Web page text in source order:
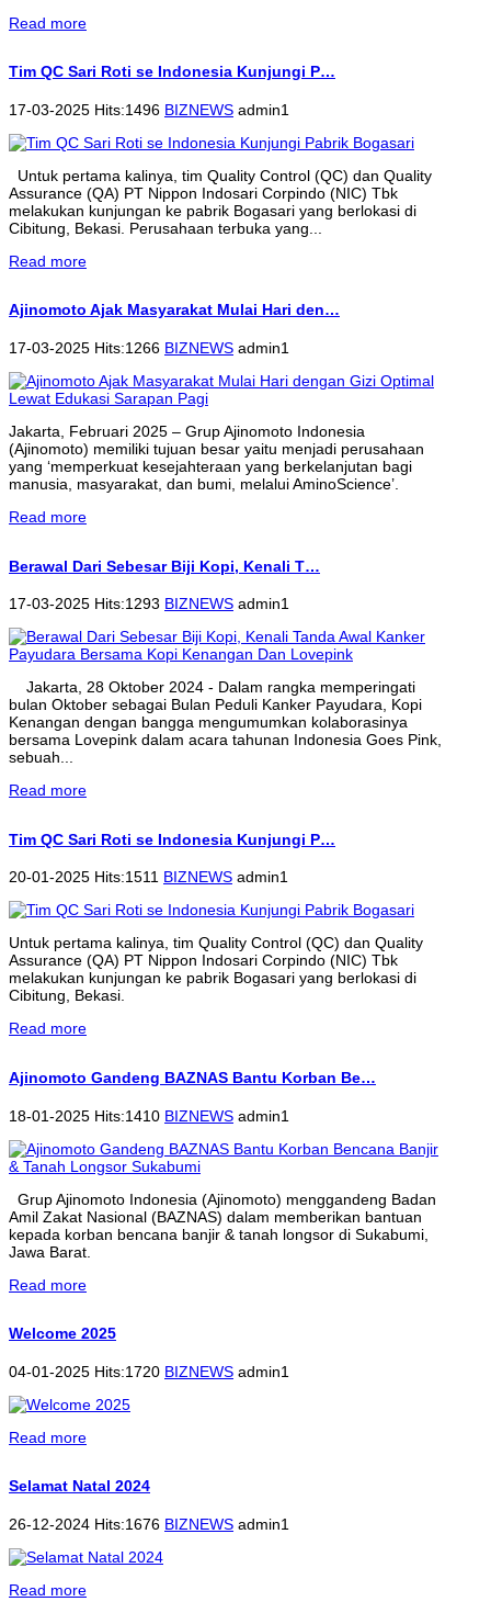
Read more
Tim QC Sari Roti se Indonesia Kunjungi P…
17-03-2025 Hits:1496 BIZNEWS admin1
Untuk pertama kalinya, tim Quality Control (QC) dan Quality
Assurance (QA) PT Nippon Indosari Corpindo (NIC) Tbk
melakukan kunjungan ke pabrik Bogasari yang berlokasi di
Cibitung, Bekasi. Perusahaan terbuka yang...
Read more
Ajinomoto Ajak Masyarakat Mulai Hari den…
17-03-2025 Hits:1266 BIZNEWS admin1
Jakarta, Februari 2025 – Grup Ajinomoto Indonesia
(Ajinomoto) memiliki tujuan besar yaitu menjadi perusahaan
yang ‘memperkuat kesejahteraan yang berkelanjutan bagi
manusia, masyarakat, dan bumi, melalui AminoScience’.
Read more
Berawal Dari Sebesar Biji Kopi, Kenali T…
17-03-2025 Hits:1293 BIZNEWS admin1
Jakarta, 28 Oktober 2024 - Dalam rangka memperingati
bulan Oktober sebagai Bulan Peduli Kanker Payudara, Kopi
Kenangan dengan bangga mengumumkan kolaborasinya
bersama Lovepink dalam acara tahunan Indonesia Goes Pink,
sebuah...
Read more
Tim QC Sari Roti se Indonesia Kunjungi P…
20-01-2025 Hits:1511 BIZNEWS admin1
Untuk pertama kalinya, tim Quality Control (QC) dan Quality
Assurance (QA) PT Nippon Indosari Corpindo (NIC) Tbk
melakukan kunjungan ke pabrik Bogasari yang berlokasi di
Cibitung, Bekasi.
Read more
Ajinomoto Gandeng BAZNAS Bantu Korban Be…
18-01-2025 Hits:1410 BIZNEWS admin1
Grup Ajinomoto Indonesia (Ajinomoto) menggandeng Badan
Amil Zakat Nasional (BAZNAS) dalam memberikan bantuan
kepada korban bencana banjir & tanah longsor di Sukabumi,
Jawa Barat.
Read more
Welcome 2025
04-01-2025 Hits:1720 BIZNEWS admin1
Read more
Selamat Natal 2024
26-12-2024 Hits:1676 BIZNEWS admin1
Read more